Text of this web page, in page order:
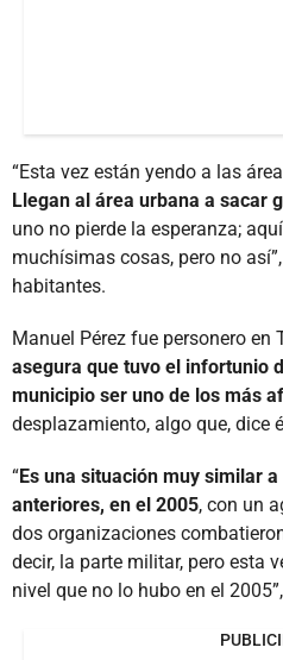
“Esta vez están yendo a las
Llegan al área urbana a sacar
uno no pierde la esperanza;
muchísimas cosas, pero no
habitantes.
Manuel Pérez fue personero en
asegura que tuvo el infortunio
municipio ser uno de los más
desplazamiento, algo que, dice
“Es una situación muy similar
anteriores, en el 2005, con un
dos organizaciones
decir, la parte militar, pero esta
nivel que no lo hubo en el